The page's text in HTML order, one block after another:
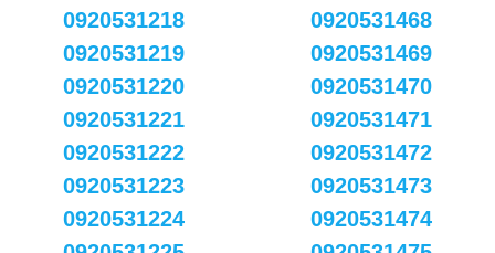
0920531218
0920531219
0920531220
0920531221
0920531222
0920531223
0920531224
0920531468
0920531469
0920531470
0920531471
0920531472
0920531473
0920531474